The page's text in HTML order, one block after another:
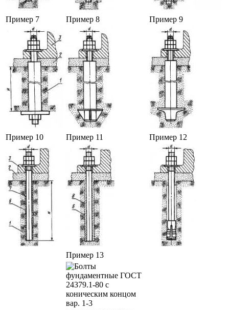
Пример 7 Пример 8 Пример 9
Пример 10 Пример 11 Пример 12
Пример 13